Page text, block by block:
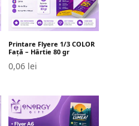
Printare Flyere 1/3 COLOR
Față – Hârtie 80 gr
0,06 lei